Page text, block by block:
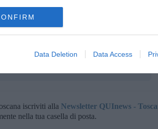
Data Deletion Data Access
Stamura Ancona
anche la sfida giocata punto a punto con la
ci sono stati anche l’assistente
iscriviti alla Newsletter QUInews -
nella tua casella di posta.